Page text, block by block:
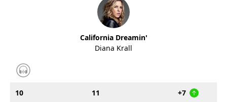
California Dreamin'
Diana Krall
10 11 +7